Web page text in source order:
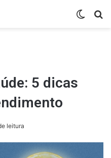
Switch
5 dicas
leitura